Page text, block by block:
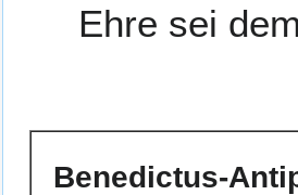
Ehre sei
Benedictus-